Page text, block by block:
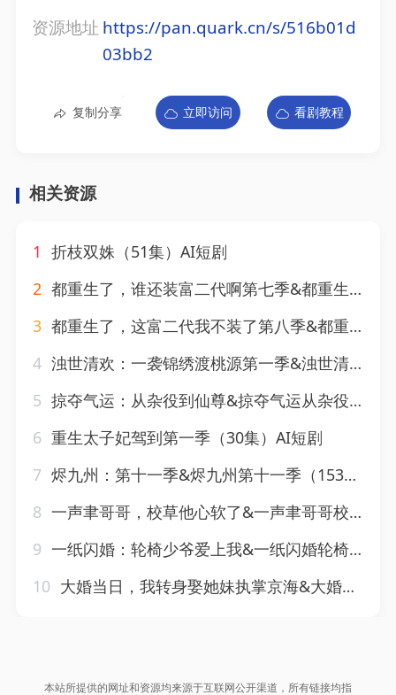
资源地址 https://pan.quark.cn/s/516b01d
03bb2
复制分享 立即访问 看剧教程
相关资源
1 折枝双姝（51集）AI短剧
2 都重生了，谁还装富二代啊第七季&都重生了谁还装富二代啊第七季（77集）AI短剧
3 都重生了，这富二代我不装了第八季&都重生了这富二代我不装了第八季（105集）AI短剧
4 浊世清欢：一袭锦绣渡桃源第一季&浊世清欢一袭锦绣渡桃源第一季（137集）AI短剧
5 掠夺气运：从杂役到仙尊&掠夺气运从杂役到仙尊（101集）AI短剧
6 重生太子妃驾到第一季（30集）AI短剧
7 烬九州：第十一季&烬九州第十一季（153集）AI短剧
8 一声聿哥哥，校草他心软了&一声聿哥哥校草他心软了（17集）AI短剧
9 一纸闪婚：轮椅少爷爱上我&一纸闪婚轮椅少爷爱上我（72集）AI短剧
10 大婚当日，我转身娶她妹执掌京海&大婚当日我转身娶她妹执掌京海（60集）AI短剧
本站所提供的网址和资源均来源于互联网公开渠道，所有链接均指